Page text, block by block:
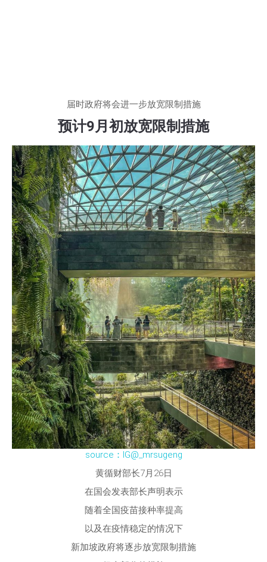
届时政府将会进一步放宽限制措施
预计9月初放宽限制措施
source：IG@_mrsugeng
黄循财部长7月26日
在国会发表部长声明表示
随着全国疫苗接种率提高
以及在疫情稳定的情况下
新加坡政府将逐步放宽限制措施